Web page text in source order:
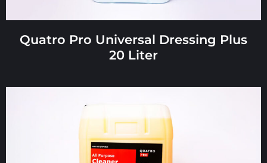
Quatro Pro Universal Dressing Plus
20 Liter